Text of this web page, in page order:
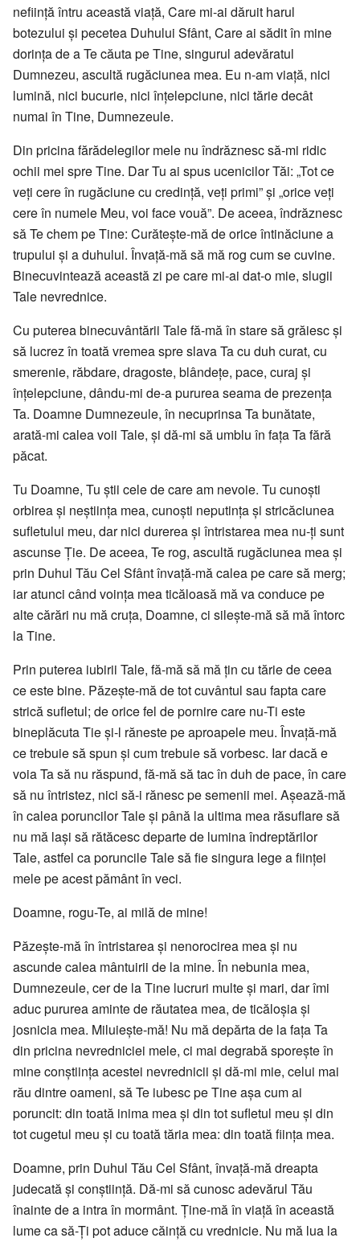
neființă întru această viaţă, Care mi-ai dăruit harul
botezului şi pecetea Duhului Sfânt, Care ai sădit în mine
dorinţa de a Te căuta pe Tine, singurul adevăratul
Dumnezeu, ascultă rugăciunea mea. Eu n-am viaţă, nici
lumină, nici bucurie, nici înţelepciune, nici tărie decât
numai în Tine, Dumnezeule.
Din pricina fărădelegilor mele nu îndrăznesc să-mi ridic
ochii mei spre Tine. Dar Tu ai spus ucenicilor Tăi: „Tot ce
veţi cere în rugăciune cu credinţă, veţi primi” şi „orice veţi
cere în numele Meu, voi face vouă”. De aceea, îndrăznesc
să Te chem pe Tine: Curăteşte-mă de orice întinăciune a
trupului şi a duhului. Învaţă-mă să mă rog cum se cuvine.
Binecuvintează această zi pe care mi-ai dat-o mie, slugii
Tale nevrednice.
Cu puterea binecuvântării Tale fă-mă în stare să grăiesc şi
să lucrez în toată vremea spre slava Ta cu duh curat, cu
smerenie, răbdare, dragoste, blândeţe, pace, curaj şi
înţelepciune, dându-mi de-a pururea seama de prezenţa
Ta. Doamne Dumnezeule, în necuprinsa Ta bunătate,
arată-mi calea voii Tale, şi dă-mi să umblu în faţa Ta fără
păcat.
Tu Doamne, Tu ştii cele de care am nevoie. Tu cunoşti
orbirea şi neştiinţa mea, cunoşti neputinţa şi stricăciunea
sufletului meu, dar nici durerea şi întristarea mea nu-ţi sunt
ascunse Ţie. De aceea, Te rog, ascultă rugăciunea mea şi
prin Duhul Tău Cel Sfânt învaţă-mă calea pe care să merg;
iar atunci când voinţa mea ticăloasă mă va conduce pe
alte cărări nu mă cruţa, Doamne, ci sileşte-mă să mă întorc
la Tine.
Prin puterea iubirii Tale, fă-mă să mă ţin cu tărie de ceea
ce este bine. Păzeşte-mă de tot cuvântul sau fapta care
strică sufletul; de orice fel de pornire care nu-Ti este
bineplăcuta Tie şi-l răneste pe aproapele meu. Învaţă-mă
ce trebuie să spun şi cum trebuie să vorbesc. Iar dacă e
voia Ta să nu răspund, fă-mă să tac în duh de pace, în care
să nu întristez, nici să-i rănesc pe semenii mei. Aşează-mă
în calea poruncilor Tale şi până la ultima mea răsuflare să
nu mă laşi să rătăcesc departe de lumina îndreptărilor
Tale, astfel ca poruncile Tale să fie singura lege a fiinţei
mele pe acest pământ în veci.
Doamne, rogu-Te, ai milă de mine!
Păzeşte-mă în întristarea şi nenorocirea mea şi nu
ascunde calea mântuirii de la mine. În nebunia mea,
Dumnezeule, cer de la Tine lucruri multe şi mari, dar îmi
aduc pururea aminte de răutatea mea, de ticăloşia şi
josnicia mea. Miluieşte-mă! Nu mă depărta de la faţa Ta
din pricina nevredniciei mele, ci mai degrabă sporeşte în
mine conştiinţa acestei nevrednicii şi dă-mi mie, celui mai
rău dintre oameni, să Te iubesc pe Tine aşa cum ai
poruncit: din toată inima mea şi din tot sufletul meu şi din
tot cugetul meu şi cu toată tăria mea: din toată fiinţa mea.
Doamne, prin Duhul Tău Cel Sfânt, învaţă-mă dreapta
judecată şi conştiinţă. Dă-mi să cunosc adevărul Tău
înainte de a intra în mormânt. Ţine-mă în viaţă în această
lume ca să-Ți pot aduce căinţă cu vrednicie. Nu mă lua la